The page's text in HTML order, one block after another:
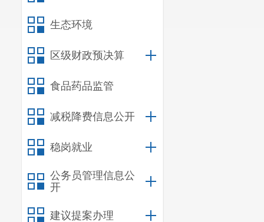
生态环境
区级财政预决算
食品药品监管
减税降费信息公开
稳岗就业
公务员管理信息公
开
建议提案办理